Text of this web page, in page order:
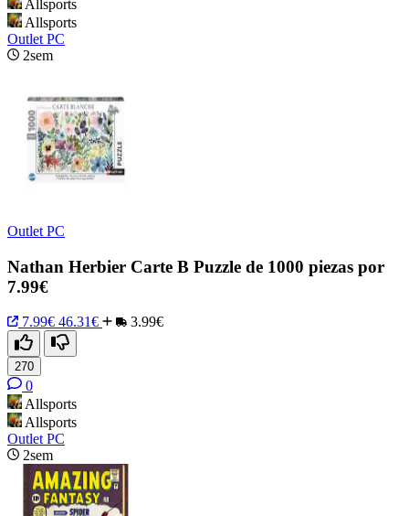
Allsports
Allsports
Outlet PC
2sem
Outlet PC
Nathan Herbier Carte B Puzzle de 1000 piezas por
7.99€
7.99€ 46.31€ 3.99€
270
0
Allsports
Allsports
Outlet PC
2sem